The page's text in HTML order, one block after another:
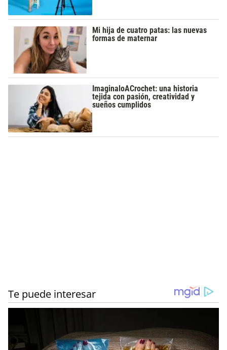
Mi hija de cuatro patas: las nuevas
formas de maternar
ImaginaloACrochet: una historia
tejida con pasión, creatividad y
sueños cumplidos